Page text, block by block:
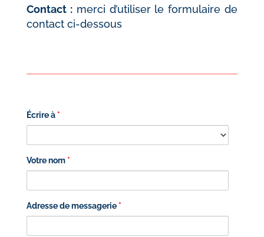
Contact :merci d’utiliser le formulaire de
contact ci-dessous
Écrire à *
Votre nom *
Adresse de messagerie *